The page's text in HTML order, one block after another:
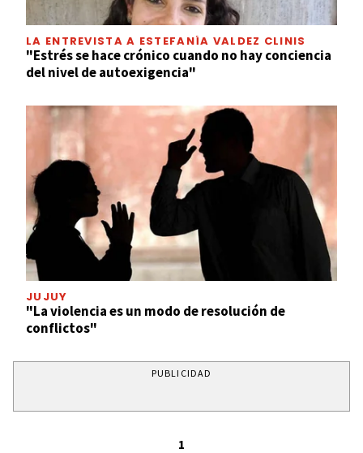
LA ENTREVISTA A ESTEFANÍA VALDEZ CLINIS
"Estrés se hace crónico cuando no hay conciencia
del nivel de autoexigencia"
JUJUY
"La violencia es un modo de resolución de
conflictos"
PUBLICIDAD
1